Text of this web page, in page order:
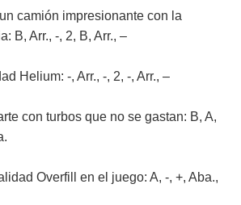
camión impresionante con la
B, Arr., -, 2, B, Arr., –
Helium: -, Arr., -, 2, -, Arr., –
con turbos que no se gastan: B, A,
Overfill en el juego: A, -, +, Aba.,